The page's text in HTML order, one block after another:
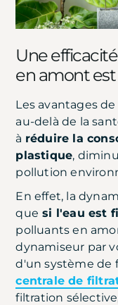
Une
en amont
Les avantages de
au-delà de la
à réduire la
plastique,
pollution
En effet, la
que si l'eau est
polluants en
dynamiseur par
d'un système de
centrale de
filtration